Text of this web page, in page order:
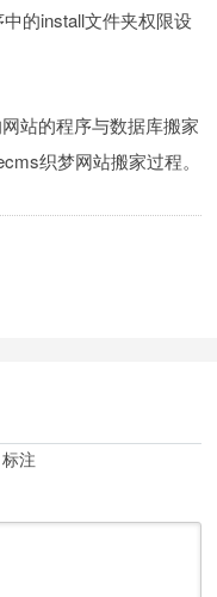
的install文件夹权限设
站的程序与数据库搬家
织梦网站搬家过程。
标注